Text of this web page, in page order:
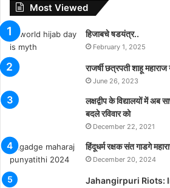
Most Viewed
हिजाबचे षडयंत्र..
February 1, 2025
राजर्षी छत्रपती शाहू
June 26, 2023
लक्षद्वीप के विद्यालयों में अब
बदले रविवार को
December 22, 2021
हिंदूधर्म रक्षक संत गाडगे
December 20, 2024
Jahangirpuri Riots: